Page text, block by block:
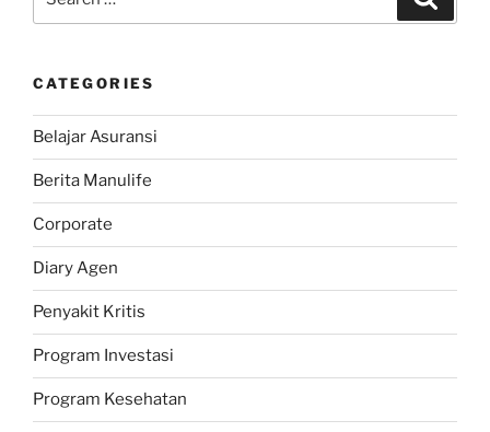
for:
CATEGORIES
Belajar Asuransi
Berita Manulife
Corporate
Diary Agen
Penyakit Kritis
Program Investasi
Program Kesehatan